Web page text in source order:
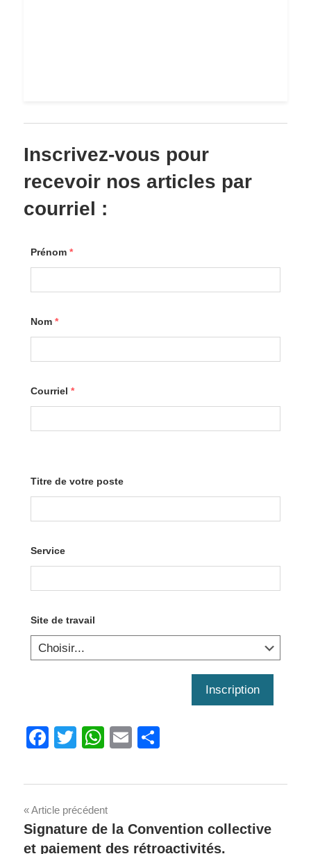
Inscrivez-vous pour
recevoir nos articles par
courriel :
Prénom *
Nom *
Courriel *
Titre de votre poste
Service
Site de travail
Inscription
Facebook
TwitterWhatsApp
Email
Navigation
de
Article précédent
Signature de la Convention collective
et paiement des rétroactivités.